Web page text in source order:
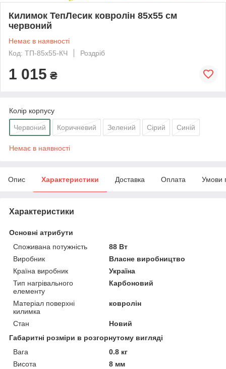
Килимок ТепЛесик ковролін 85х55 см
червоний
Немає в наявності
Код: ТП-85х55-КЧ
Роздріб
1 015 ₴
Колір корпусу
Червоний Коричневий Зелений Сірий Синій
Немає в наявності
Опис Характеристики Доставка Оплата Умови
Характеристики
Основні атрибути
Споживана потужність
88 Вт
Виробник
Власне виробництво
Країна виробник
Україна
Тип нагрівального
елементу
Карбоновий
Матеріал поверхні
килимка
ковролін
Стан
Новий
Габаритні розміри в розгорнутому вигляді
Вага
0.8 кг
Висота
8 мм